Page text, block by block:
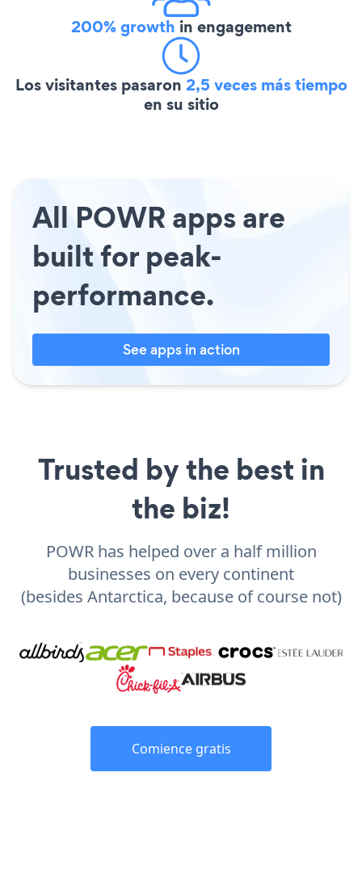
200% growth in engagement
Los visitantes pasaron 2,5 veces más tiempo
en su sitio
All POWR apps are
built for peak-
performance.
See apps in action
Trusted by the best in
the biz!
POWR has helped over a half million
businesses on every continent
(besides Antarctica, because of course not)
Comience gratis